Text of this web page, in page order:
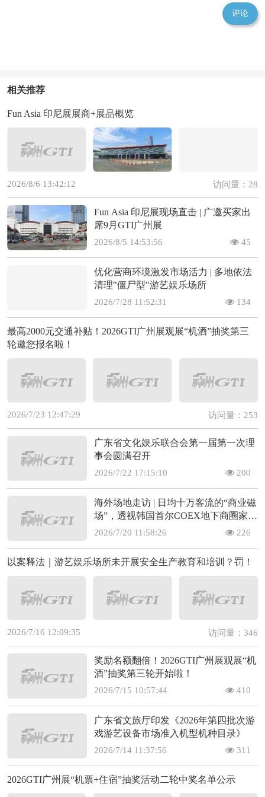
评论
相关推荐
Fun Asia 印尼展展商+展品概览
2026/8/6 13:42:12 访问量：28
Fun Asia 印尼展现场直击 | 广邀买家出
席9月GTI广州展
2026/8/5 14:53:56 45
优化营商环境激发市场活力 | 多地依法
清理"僵尸型"游艺娱乐场所
2026/7/28 11:52:31 134
最高2000元交通补贴！2026GTI广州展观展“机酒”抽奖第三
轮邀您报名啦！
2026/7/23 12:47:29 访问量：253
广东省文化娱乐联合会第一届第一次理
事会圆满召开
2026/7/22 17:15:10 200
海外场地走访 | 日均十万客流的“商业磁
场”，透视韩国首尔COEX地下商圈家庭
娱乐的场景变现闭环(上)
2026/7/20 11:58:26 226
以案释法｜游艺娱乐场所未开展安全生产教育和培训？罚！
2026/7/16 12:09:35 访问量：346
奖励名额翻倍！2026GTI广州展观展“机
酒”抽奖第三轮开始啦！
2026/7/15 10:57:44 410
广东省文旅厅印发《2026年第四批次游
戏游艺设备市场准入机型机种目录》
2026/7/14 11:37:56 311
2026GTI广州展“机票+住宿”抽奖活动二轮中奖名单公示